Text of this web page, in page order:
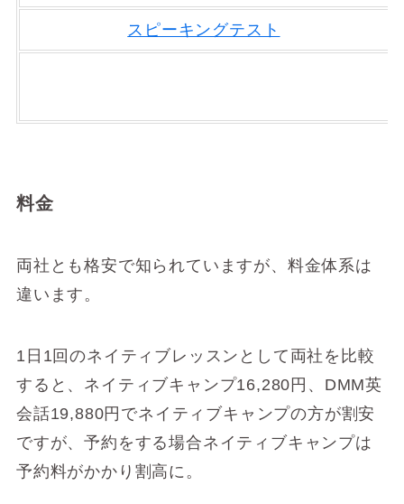
スピーキングテスト
料金
両社とも格安で知られていますが、料金体系は
違います。
1日1回のネイティブレッスンとして両社を比較
すると、ネイティブキャンプ16,280円、DMM英
会話19,880円でネイティブキャンプの方が割安
ですが、予約をする場合ネイティブキャンプは
予約料がかかり割高に。